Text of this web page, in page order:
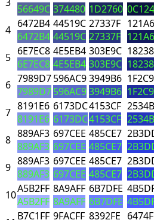
56649C 374480 1D2760
4 6472B4
6472B4
44519C
44519C
27337F
27337F
5 6E7EC8
6E7EC8
4E5EB4
4E5EB4
303E9C
303E9C
6 7989D7
7989D7
596AC9
596AC9
3949B6
3949B6
7 8191E6
8191E6
6173DC
6173DC
4153CF
4153CF
8 889AF3
889AF3
697CEE
697CEE
485CE7
485CE7
9 889AF3
889AF3
697CEE
697CEE
485CE7
485CE7
10A5B2FF
A5B2FF
8A9AFF
8A9AFF
6B7DFE
6B7DFE
B7C1FF 9FACFF 8392FE